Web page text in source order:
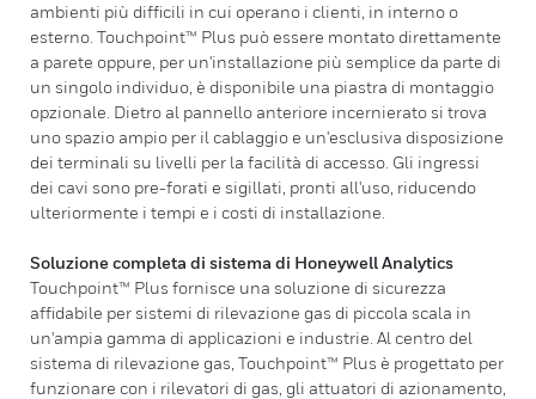
ambienti più difficili in cui operano i clienti, in interno o
esterno. Touchpoint™ Plus può essere montato direttamente
a parete oppure, per un'installazione più semplice da parte di
un singolo individuo, è disponibile una piastra di montaggio
opzionale. Dietro al pannello anteriore incernierato si trova
uno spazio ampio per il cablaggio e un'esclusiva disposizione
dei terminali su livelli per la facilità di accesso. Gli ingressi
dei cavi sono pre-forati e sigillati, pronti all'uso, riducendo
ulteriormente i tempi e i costi di installazione.
Soluzione completa di sistema di Honeywell Analytics
Touchpoint™ Plus fornisce una soluzione di sicurezza
affidabile per sistemi di rilevazione gas di piccola scala in
un'ampia gamma di applicazioni e industrie. Al centro del
sistema di rilevazione gas, Touchpoint™ Plus è progettato per
funzionare con i rilevatori di gas, gli attuatori di azionamento,